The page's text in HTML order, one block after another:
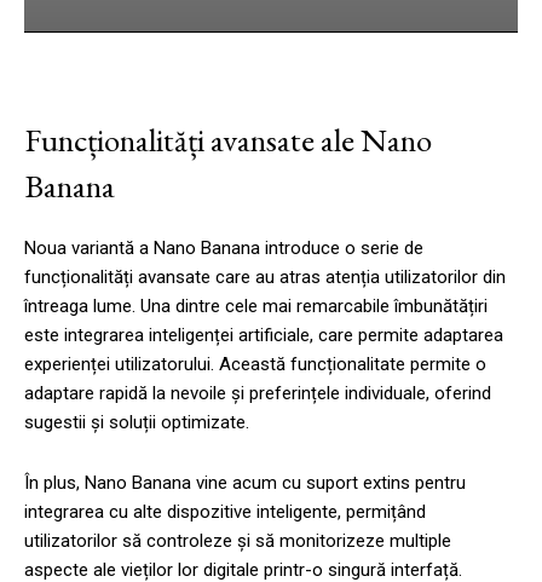
Funcționalități avansate ale Nano
Banana
Noua variantă a Nano Banana introduce o serie de
funcționalități avansate care au atras atenția utilizatorilor din
întreaga lume. Una dintre cele mai remarcabile îmbunătățiri
este integrarea inteligenței artificiale, care permite adaptarea
experienței utilizatorului. Această funcționalitate permite o
adaptare rapidă la nevoile și preferințele individuale, oferind
sugestii și soluții optimizate.
În plus, Nano Banana vine acum cu suport extins pentru
integrarea cu alte dispozitive inteligente, permițând
utilizatorilor să controleze și să monitorizeze multiple
aspecte ale vieților lor digitale printr-o singură interfață.